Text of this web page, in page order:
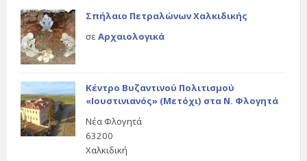
Σπήλαιο Πετραλώνων Χαλκιδικής
σε Αρχαιολογικά
Κέντρο Βυζαντινού Πολιτισμού
«Ιουστινιανός» (Μετόχι) στα Ν. Φλογητά
Νέα Φλογητά
63200
Χαλκιδική